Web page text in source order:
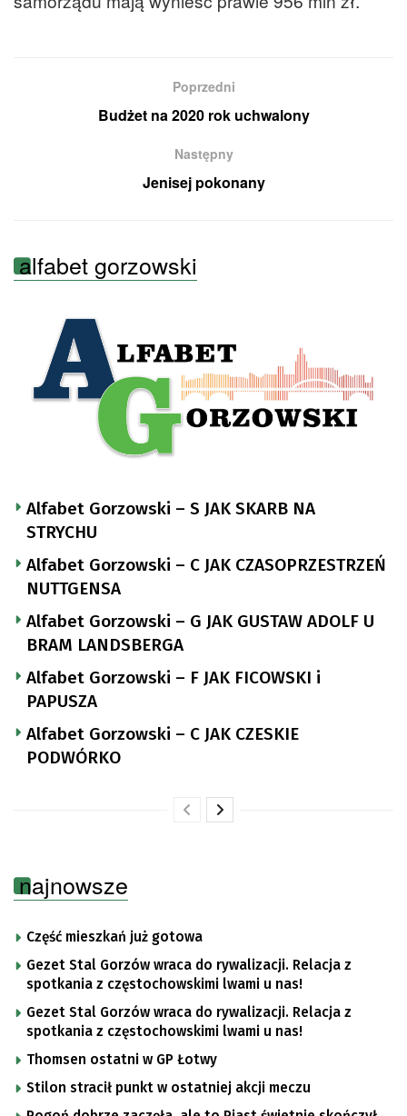
Poprzedni
Budżet na 2020 rok uchwalony
Następny
Jenisej pokonany
alfabet gorzowski
Alfabet Gorzowski – S JAK SKARB NA
STRYCHU
Alfabet Gorzowski – C JAK CZASOPRZESTRZEŃ
NUTTGENSA
Alfabet Gorzowski – G JAK GUSTAW ADOLF U
BRAM LANDSBERGA
Alfabet Gorzowski – F JAK FICOWSKI i
PAPUSZA
Alfabet Gorzowski – C JAK CZESKIE
PODWÓRKO
najnowsze
Część mieszkań już gotowa
Gezet Stal Gorzów wraca do rywalizacji. Relacja z
spotkania z częstochowskimi lwami u nas!
Gezet Stal Gorzów wraca do rywalizacji. Relacja z
spotkania z częstochowskimi lwami u nas!
Thomsen ostatni w GP Łotwy
Stilon stracił punkt w ostatniej akcji meczu